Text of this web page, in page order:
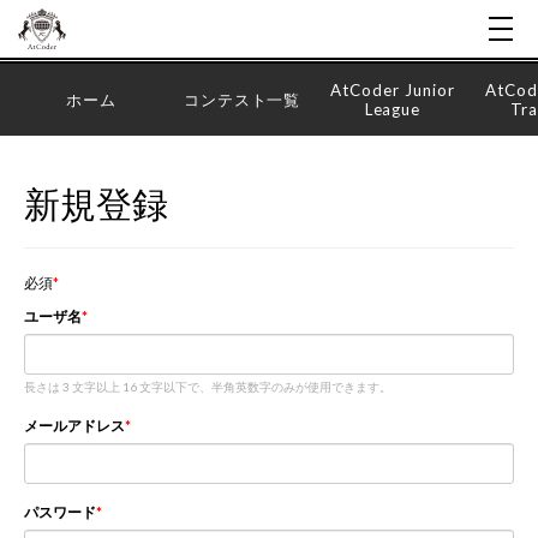
ホーム コンテスト一覧
AtCoder Junior
League
新規登録
必須
ユーザ名
長さは 3 文字以上 16 文字以下で、半角英数字のみが使用できます。
メールアドレス
パスワード